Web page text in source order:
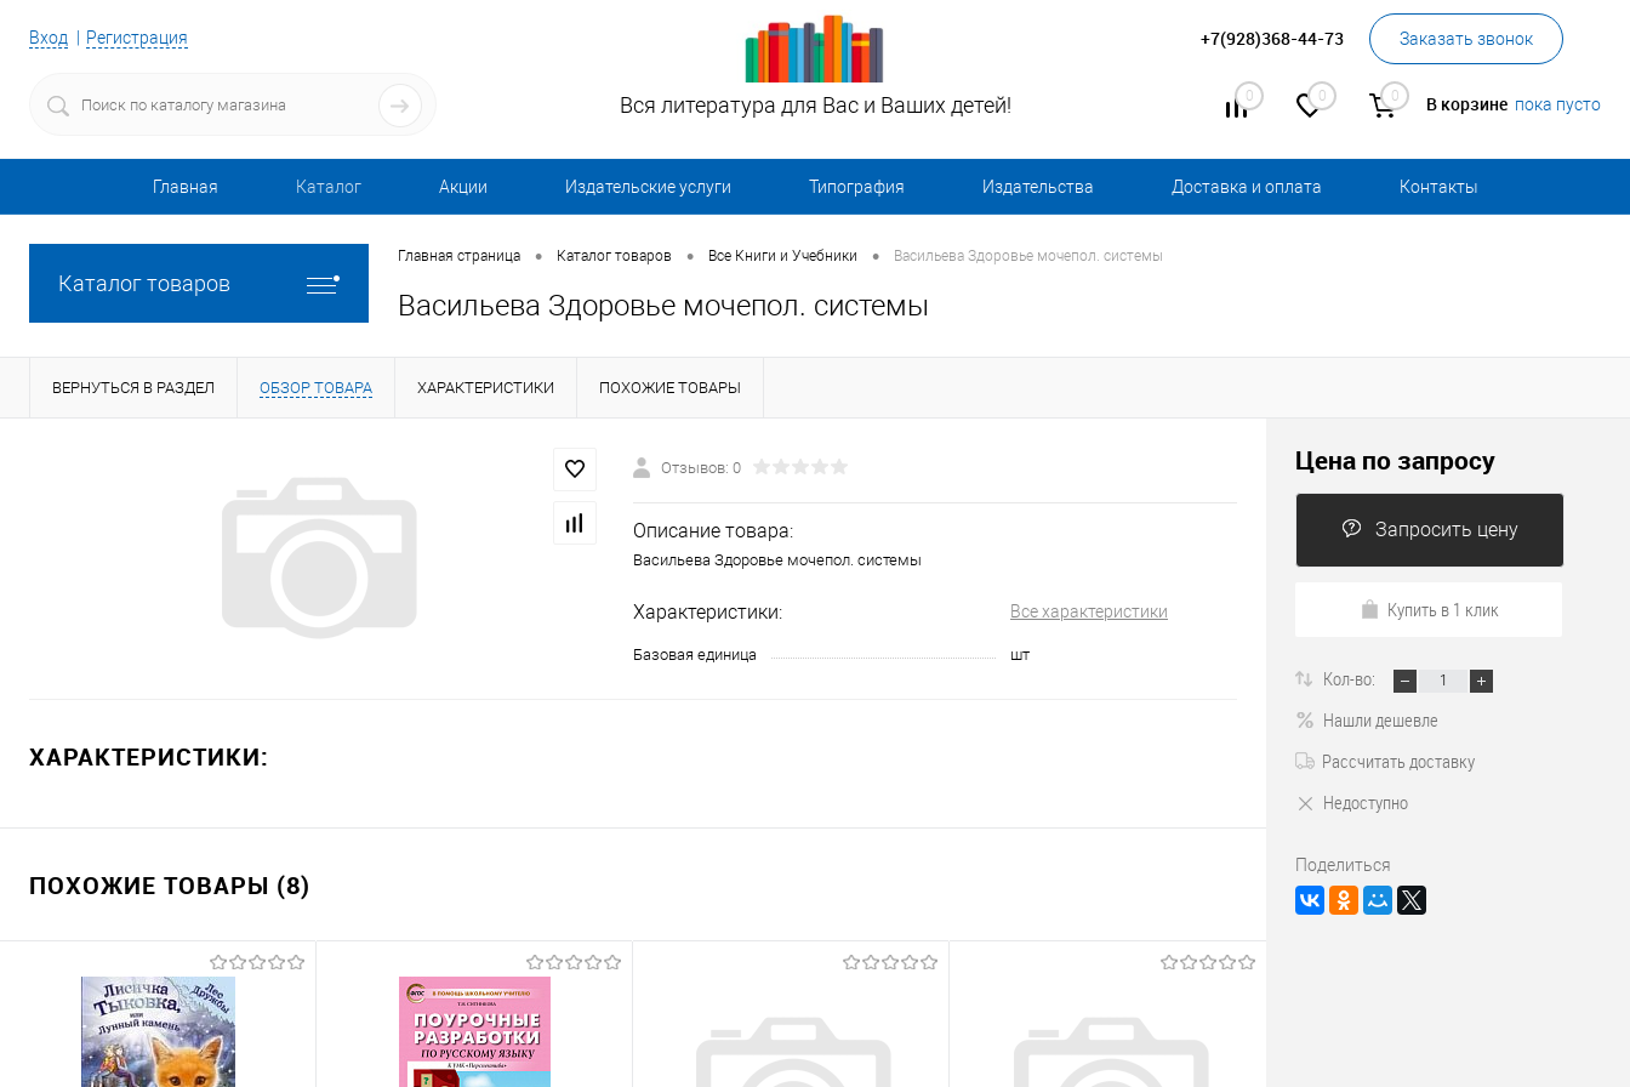
Вход Регистрация +7(928)368-44-73 Заказать звонок
0 0 0 В корзине пока пусто
Вся литература для Вас и Ваших детей!
Главная Каталог Акции Издательские услуги Типография Издательства Доставка и оплата Контакты
Каталог товаров
Главная страница • Каталог товаров • Все Книги и Учебники • Васильева Здоровье мочепол. системы
Васильева Здоровье мочепол. системы
ВЕРНУТЬСЯ В РАЗДЕЛ ОБЗОР ТОВАРА ХАРАКТЕРИСТИКИ ПОХОЖИЕ ТОВАРЫ
Отзывов: 0
Описание товара:
Васильева Здоровье мочепол. системы
Характеристики: Все характеристики
Базовая единица шт
ХАРАКТЕРИСТИКИ:
ПОХОЖИЕ ТОВАРЫ (8)
Цена по запросу
Запросить цену
Купить в 1 клик
Кол-во:
Нашли дешевле
Рассчитать доставку
Недоступно
Поделиться